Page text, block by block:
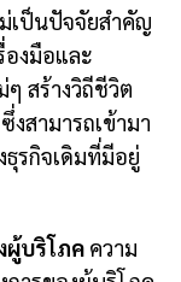
เป็นปัจจัยสำคัญ
องมือและ
ๆ สร้างวิถีชีวิต
สามารถเข้ามา
รกิจเดิมที่มีอยู่
ผู้บริโภค ความ